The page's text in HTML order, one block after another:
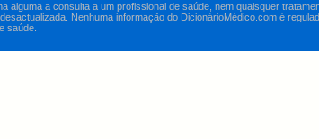
alguma a consulta a um profissional de saúde, nem quaisquer
Nenhuma informação do DicionárioMédico.com é
saúde.